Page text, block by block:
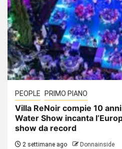
PEOPLE PRIMO PIANO
Villa ReNoir compie 10
Water Show incanta
show da record
2 settimane ago Donnainside